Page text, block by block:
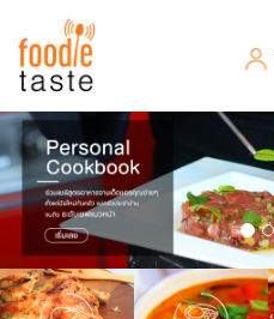
สูตรอาหาร
สูตรอาหารล่าสุด
Top Foodie
พาไปชิม
สารพันก้นครัว